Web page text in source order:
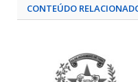
CONTEÚDO